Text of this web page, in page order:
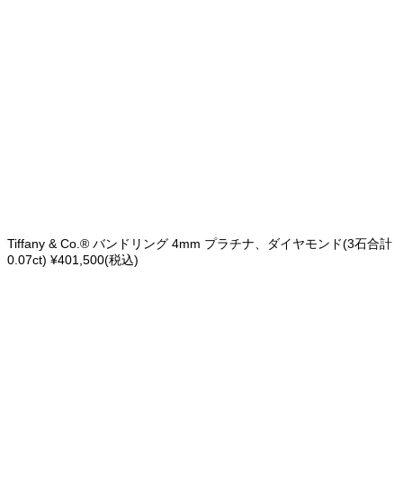
Tiffany & Co.® バンドリング 4mm プラチナ、ダイヤモンド(3石合計
0.07ct) ¥401,500(税込)